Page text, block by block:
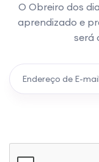
O Obreiro dos
aprendizado e
será